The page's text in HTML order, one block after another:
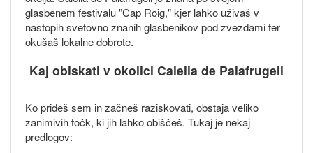
glasbenem festivalu "Cap Roig," kjer lahko uživaš v
nastopih svetovno znanih glasbenikov pod zvezdami ter
okušaš lokalne dobrote.
Kaj obiskati v okolici Calella de Palafrugell
Ko prideš sem in začneš raziskovati, obstaja veliko
zanimivih točk, ki jih lahko obiščeš. Tukaj je nekaj
predlogov: